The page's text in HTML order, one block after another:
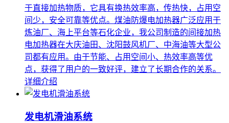
于直接加热物质，它具有换热效率高，传热快，占用空
间少，安全可靠等优点。煤油防爆电加热器广泛应用于
炼油厂、海上平台等石化企业，我公司制造的间接加热
电加热器在大庆油田、沈阳鼓风机厂、中海油等大型公
司都有应用。由于节能、占用空间小、热效率高等优
点，获得了用户的一致好评，建立了长期合作的关系。
详细介绍
发电机滑油系统